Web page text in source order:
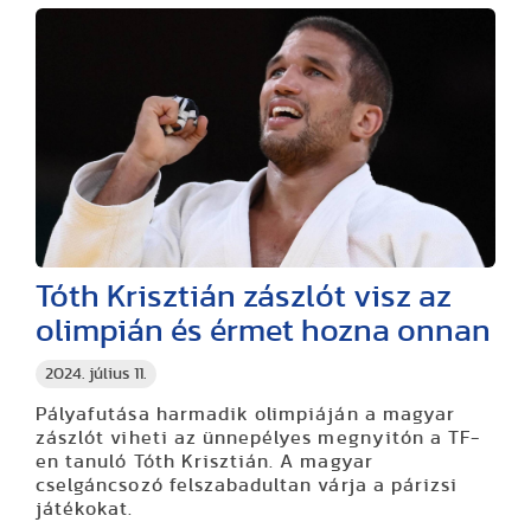
2024. július 11.
Tóth Krisztián zászlót visz az
olimpián és érmet hozna onnan
Pályafutása harmadik olimpiáján a magyar
zászlót viheti az ünnepélyes megnyitón a TF-
en tanuló Tóth Krisztián. A magyar
cselgáncsozó felszabadultan várja a párizsi
játékokat.